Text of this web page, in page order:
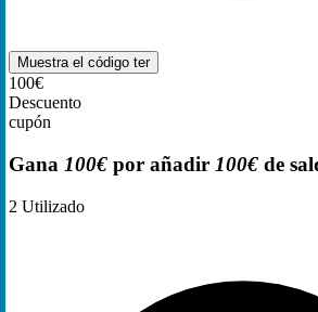
Muestra el código ter
100€
Descuento
cupón
Gana 100€ por añadir 100€ de
2 Utilizado